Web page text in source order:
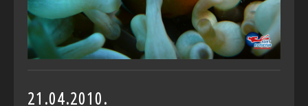
21.04.2010.